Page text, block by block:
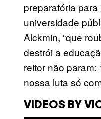
preparatória
universidade
Alckmin, “que
destrói a
reitor não
nossa luta só
VIDEOS BY